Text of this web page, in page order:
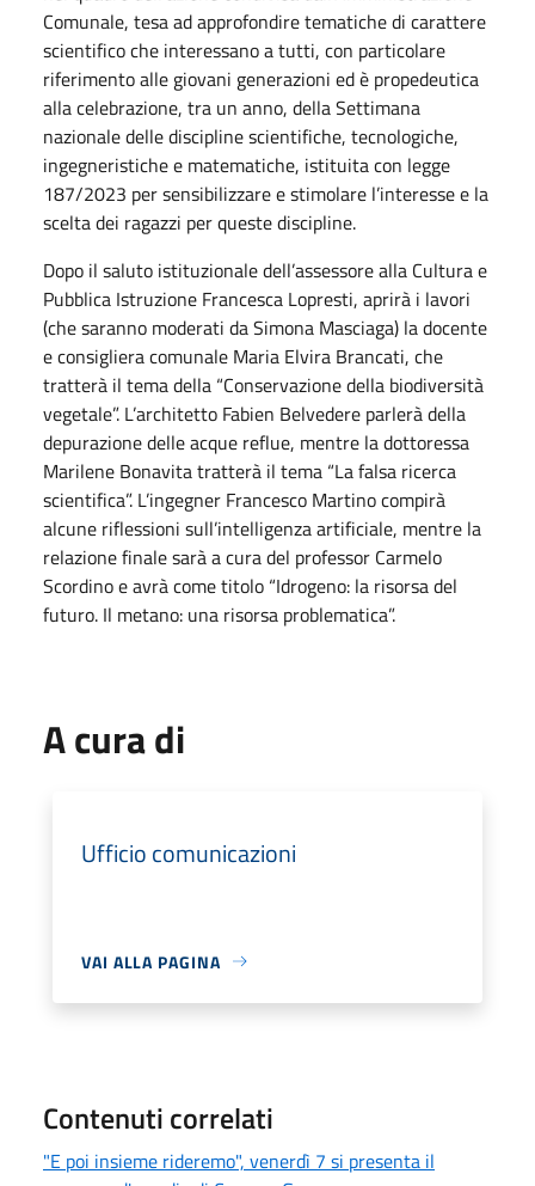
Comunale, tesa ad approfondire tematiche di carattere
scientifico che interessano a tutti, con particolare
riferimento alle giovani generazioni ed è propedeutica
alla celebrazione, tra un anno, della Settimana
nazionale delle discipline scientifiche, tecnologiche,
ingegneristiche e matematiche, istituita con legge
187/2023 per sensibilizzare e stimolare l’interesse e la
scelta dei ragazzi per queste discipline.
Dopo il saluto istituzionale dell’assessore alla Cultura e
Pubblica Istruzione Francesca Lopresti, aprirà i lavori
(che saranno moderati da Simona Masciaga) la docente
e consigliera comunale Maria Elvira Brancati, che
tratterà il tema della “Conservazione della biodiversità
vegetale”. L’architetto Fabien Belvedere parlerà della
depurazione delle acque reflue, mentre la dottoressa
Marilene Bonavita tratterà il tema “La falsa ricerca
scientifica”. L’ingegner Francesco Martino compirà
alcune riflessioni sull’intelligenza artificiale, mentre la
relazione finale sarà a cura del professor Carmelo
Scordino e avrà come titolo “Idrogeno: la risorsa del
futuro. Il metano: una risorsa problematica”.
A cura di
Ufficio comunicazioni
VAI ALLA PAGINA
Contenuti correlati
"E poi insieme rideremo", venerdì 7 si presenta il